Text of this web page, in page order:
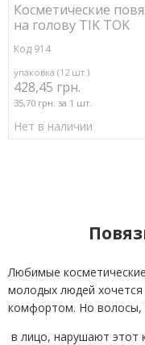
Косметические
на голову TIK TOK
Код 914
упаковка (12 шт.)
428,45 грн.
35,70 грн. за 1 шт.
Нет в наличии
Любимые
молодых людей
комфортом. Но волосы,
в лицо, нарушают этот